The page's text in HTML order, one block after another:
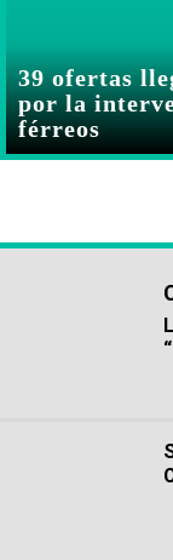
39 ofertas
por la
férreos